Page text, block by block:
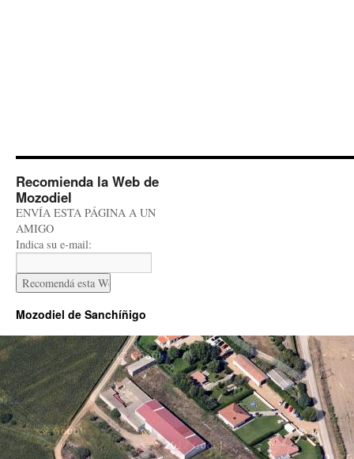
Recomienda la Web de
Mozodiel
ENVÍA ESTA PÁGINA A UN
AMIGO
Indica su e-mail:
Mozodiel de Sanchíñigo